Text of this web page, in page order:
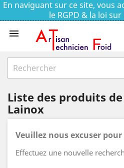
En naviguant sur ce site, vous
le RGPD & la loi

Liste des produits
Lainox
Veuillez nous excuser
Effectuez une nouvelle